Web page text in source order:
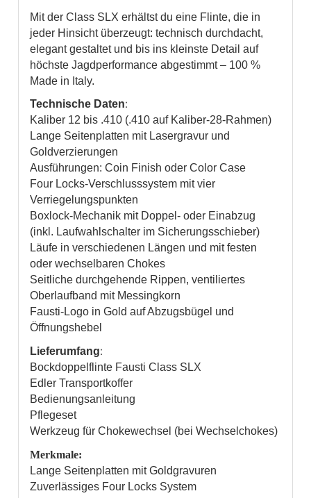
Mit der Class SLX erhältst du eine Flinte, die in
jeder Hinsicht überzeugt: technisch durchdacht,
elegant gestaltet und bis ins kleinste Detail auf
höchste Jagdperformance abgestimmt – 100 %
Made in Italy.
Technische Daten:
Kaliber 12 bis .410 (.410 auf Kaliber-28-Rahmen)
Lange Seitenplatten mit Lasergravur und
Goldverzierungen
Ausführungen: Coin Finish oder Color Case
Four Locks-Verschlusssystem mit vier
Verriegelungspunkten
Boxlock-Mechanik mit Doppel- oder Einabzug
(inkl. Laufwahlschalter im Sicherungsschieber)
Läufe in verschiedenen Längen und mit festen
oder wechselbaren Chokes
Seitliche durchgehende Rippen, ventiliertes
Oberlaufband mit Messingkorn
Fausti-Logo in Gold auf Abzugsbügel und
Öffnungshebel
Lieferumfang:
Bockdoppelflinte Fausti Class SLX
Edler Transportkoffer
Bedienungsanleitung
Pflegeset
Werkzeug für Chokewechsel (bei Wechselchokes)
Merkmale:
Lange Seitenplatten mit Goldgravuren
Zuverlässiges Four Locks System